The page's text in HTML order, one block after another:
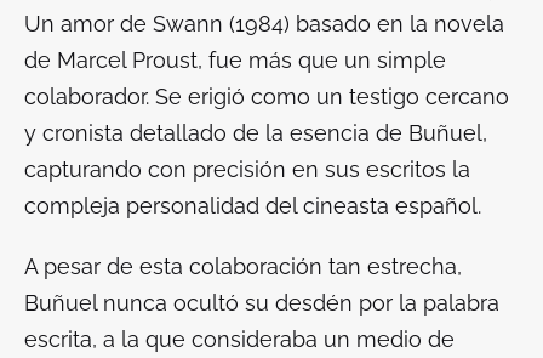
Un amor de Swann (1984) basado en la novela
de Marcel Proust, fue más que un simple
colaborador. Se erigió como un testigo cercano
y cronista detallado de la esencia de Buñuel,
capturando con precisión en sus escritos la
compleja personalidad del cineasta español.
A pesar de esta colaboración tan estrecha,
Buñuel nunca ocultó su desdén por la palabra
escrita, a la que consideraba un medio de